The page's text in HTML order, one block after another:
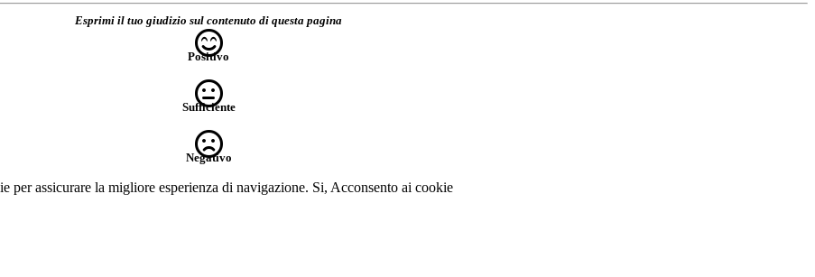
Esprimi il tuo giudizio sul contenuto di questa pagina
Positivo
Sufficiente
Negativo
per assicurare la migliore esperienza di navigazione. Si, Acconsento ai cookie